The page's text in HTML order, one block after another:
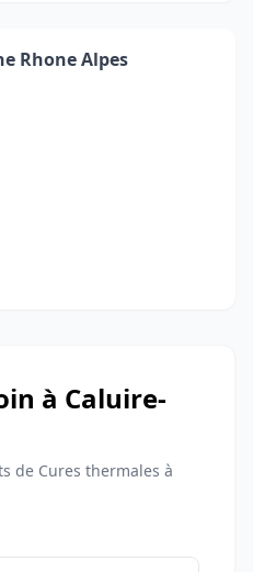
Rhone Alpes
à Caluire-
de Cures thermales à